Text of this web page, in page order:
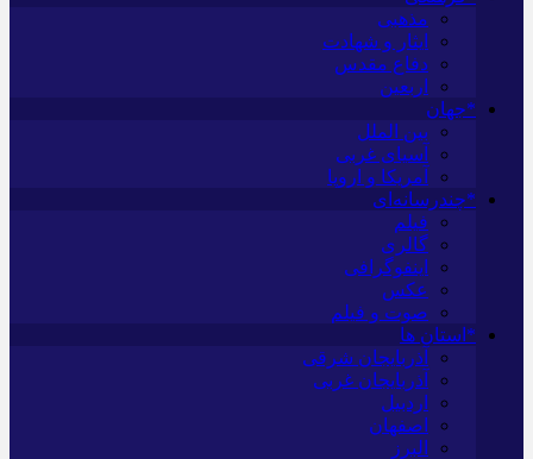
مذهبی
ایثار و شهادت
دفاع مقدس
اربعین
*جهان
بین الملل
آسیای غربی
آمریکا و اروپا
*چندرسانه‌ای
فیلم
گالری
اینفوگرافی
عکس
صوت و فیلم
*استان ها
آذربایجان شرقی
آذربایجان غربی
اردبیل
اصفهان
البرز